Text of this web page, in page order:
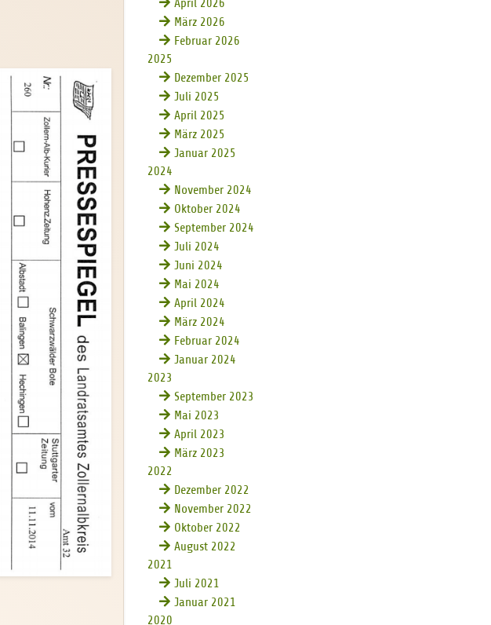
April 2026
März 2026
Februar 2026
2025
Dezember 2025
Juli 2025
April 2025
März 2025
Januar 2025
2024
November 2024
Oktober 2024
September 2024
Juli 2024
Juni 2024
Mai 2024
April 2024
März 2024
Februar 2024
Januar 2024
2023
September 2023
Mai 2023
April 2023
März 2023
2022
Dezember 2022
November 2022
Oktober 2022
August 2022
2021
Juli 2021
Januar 2021
2020